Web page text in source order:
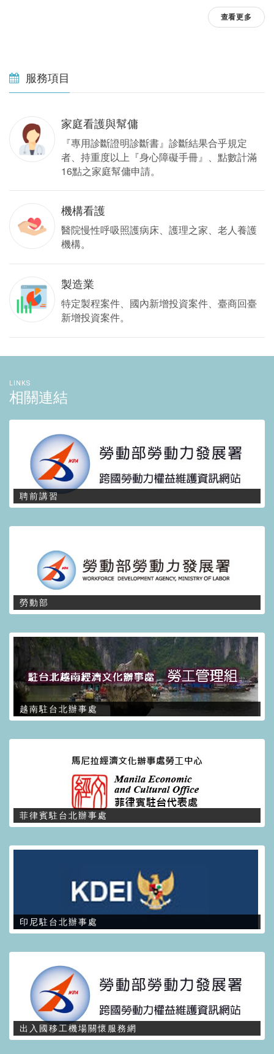
查看更多
服務項目
家庭看護與幫傭
『專用診斷證明診斷書』診斷結果合乎規定
者、持重度以上『身心障礙手冊』、點數計滿
16點之家庭幫傭申請。
機構看護
醫院慢性呼吸照護病床、護理之家、老人養護
機構。
製造業
特定製程案件、國內新增投資案件、臺商回臺
新增投資案件。
LINKS
相關連結
聘前講習
勞動部
越南駐台北辦事處
菲律賓駐台北辦事處
印尼駐台北辦事處
出入國移工機場關懷服務網